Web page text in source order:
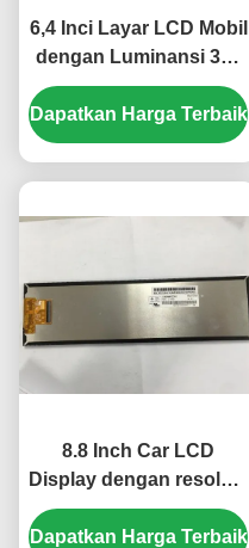
6,4 Inci Layar LCD Mobil
dengan Luminansi 330
cd/m² dan Jumlah
Piksel 320(RGB) × 234
untuk Dasbor Otomotif
Dapatkan Harga Terbaik
8.8 Inch Car LCD
Display dengan resolusi
1920×480 dan 30K Jam
Hidup Kerja untuk
Dapatkan Harga Terbaik